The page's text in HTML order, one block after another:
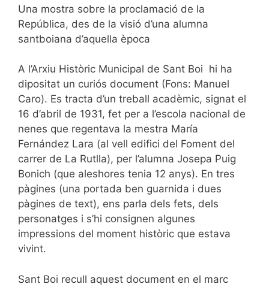
Una mostra sobre la proclamació de la
República, des de la visió d’una alumna
santboiana d’aquella època
A l’Arxiu Històric Municipal de Sant Boi hi ha
dipositat un curiós document (Fons: Manuel
Caro). Es tracta d’un treball acadèmic, signat el
16 d’abril de 1931, fet per a l’escola nacional de
nenes que regentava la mestra María
Fernández Lara (al vell edifici del Foment del
carrer de La Rutlla), per l’alumna Josepa Puig
Bonich (que aleshores tenia 12 anys). En tres
pàgines (una portada ben guarnida i dues
pàgines de text), ens parla dels fets, dels
personatges i s’hi consignen algunes
impressions del moment històric que estava
vivint.
Sant Boi recull aquest document en el marc